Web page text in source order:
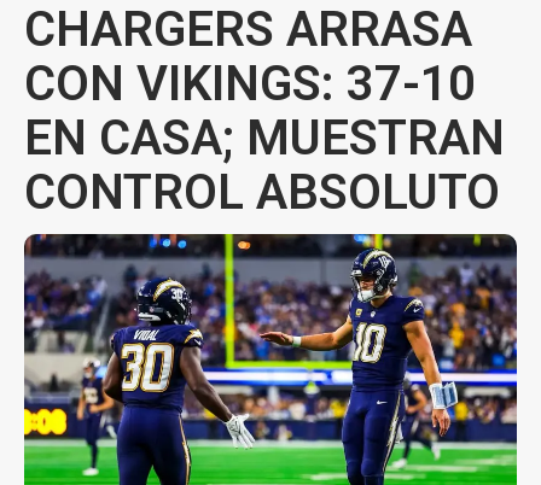
CHARGERS ARRASA
CON VIKINGS: 37-10
EN CASA; MUESTRAN
CONTROL ABSOLUTO